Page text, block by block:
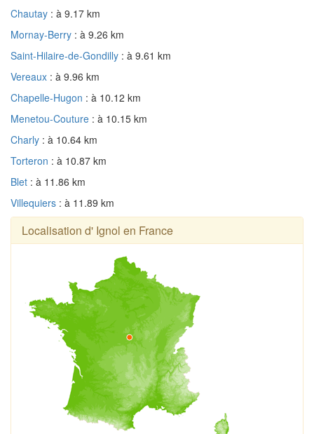
Chautay : à 9.17 km
Mornay-Berry : à 9.26 km
Saint-Hilaire-de-Gondilly : à 9.61 km
Vereaux : à 9.96 km
Chapelle-Hugon : à 10.12 km
Menetou-Couture : à 10.15 km
Charly : à 10.64 km
Torteron : à 10.87 km
Blet : à 11.86 km
Villequiers : à 11.89 km
Localisation d' Ignol en France